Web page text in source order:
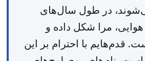
در طول سال‌های
مرا شکل داده و
قدم‌هایم با احترام بر این